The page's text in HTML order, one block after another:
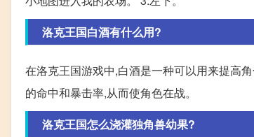
洛克王国白酒有什么用?
在洛克王国游戏中,白酒是一种可以用来提高
的命中和暴击率,从而使角色在战。
洛克王国怎么浇灌独角兽幼果?